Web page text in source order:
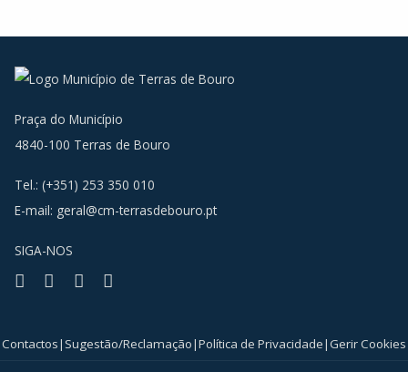
Praça do Município
4840-100 Terras de Bouro
Tel.: (+351) 253 350 010
E-mail: geral@cm-terrasdebouro.pt
SIGA-NOS
Facebook
Youtube
Instagram
Contactos| Sugestão/Reclamação|Política de Privacidade|Gerir Cookies